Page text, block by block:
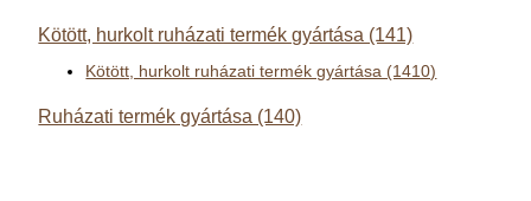
Kötött, hurkolt ruházati termék gyártása (141)
Kötött, hurkolt ruházati termék gyártása (1410)
Ruházati termék gyártása (140)